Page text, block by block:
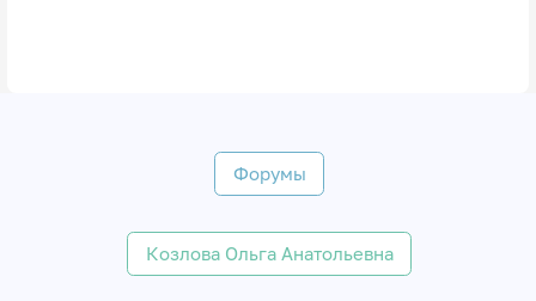
Форумы
Козлова Ольга Анатольевна